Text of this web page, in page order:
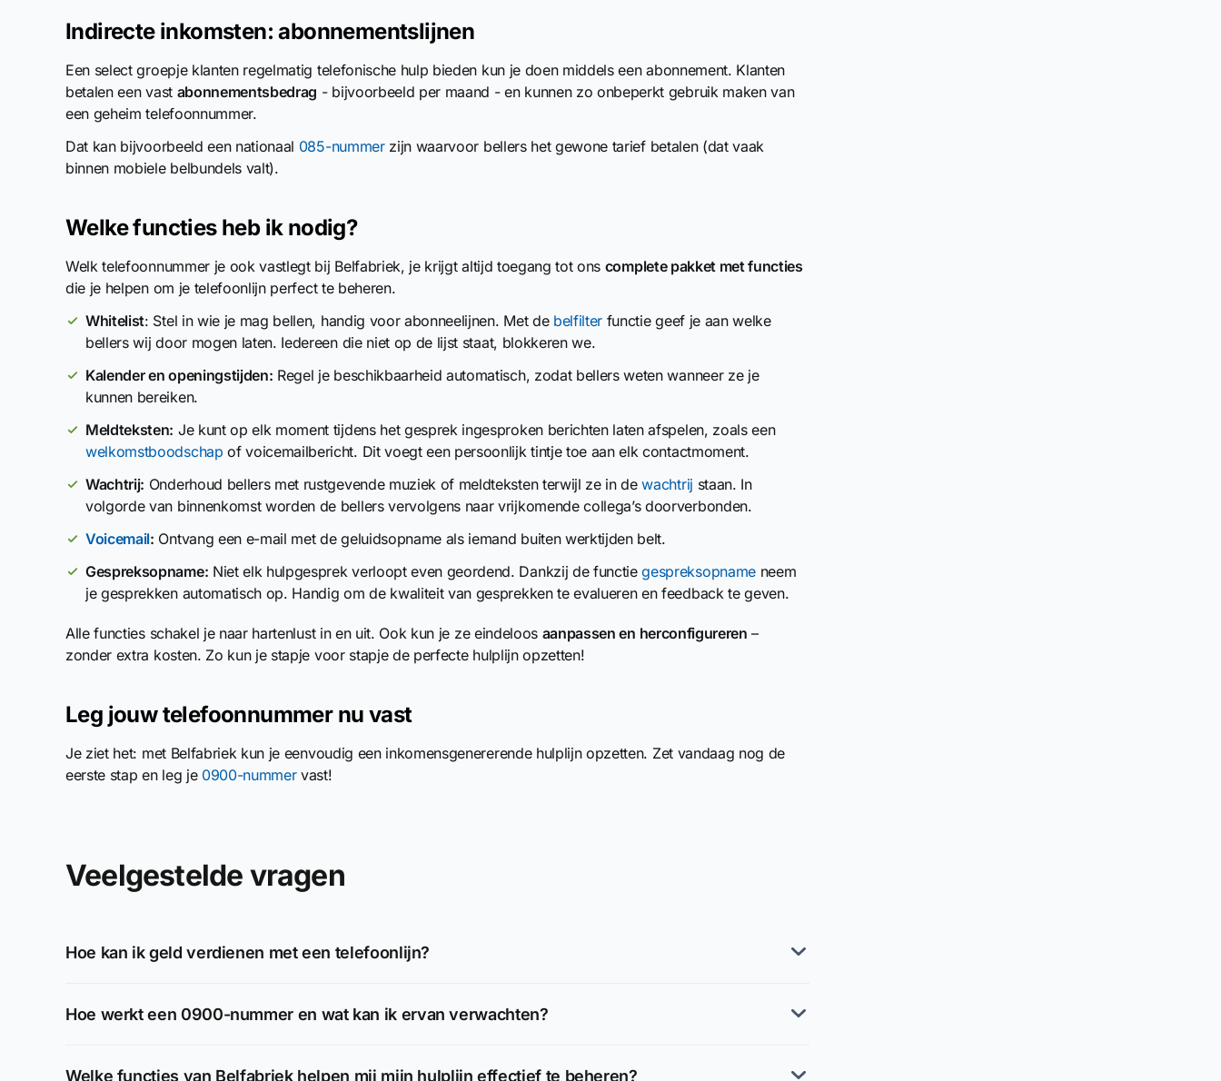
Indirecte inkomsten: abonnementslijnen
Een select groepje klanten regelmatig telefonische hulp bieden kun je doen middels een abonnement. Klanten
betalen een vast abonnementsbedrag - bijvoorbeeld per maand - en kunnen zo onbeperkt gebruik maken van
een geheim telefoonnummer.
Dat kan bijvoorbeeld een nationaal 085-nummerzijn waarvoor bellers het gewone tarief betalen (dat vaak
binnen mobiele belbundels valt).
Welke functies heb ik nodig?
Welk telefoonnummer je ook vastlegt bij Belfabriek, je krijgt altijd toegang tot ons complete pakket met functies
die je helpen om je telefoonlijn perfect te beheren.
Whitelist: Stel in wie je mag bellen, handig voor abonneelijnen. Met de belfilter functie geef je aan welke
bellers wij door mogen laten. Iedereen die niet op de lijst staat, blokkeren we.
Kalender en openingstijden: Regel je beschikbaarheid automatisch, zodat bellers weten wanneer ze je
kunnen bereiken.
Meldteksten: Je kunt op elk moment tijdens het gesprek ingesproken berichten laten afspelen, zoals een
welkomstboodschap of voicemailbericht. Dit voegt een persoonlijk tintje toe aan elk contactmoment.
Wachtrij: Onderhoud bellers met rustgevende muziek of meldteksten terwijl ze in dewachtrij staan. In
volgorde van binnenkomst worden de bellers vervolgens naar vrijkomende collega’s doorverbonden.
Voicemail: Ontvang een e-mail met de geluidsopname als iemand buiten werktijden belt.
Gespreksopname: Niet elk hulpgesprek verloopt even geordend. Dankzij de functiegespreksopnameneem
je gesprekken automatisch op. Handig om de kwaliteit van gesprekken te evalueren en feedback te geven.
Alle functies schakel je naar hartenlust in en uit. Ook kun je ze eindeloos aanpassen en herconfigureren –
zonder extra kosten. Zo kun je stapje voor stapje de perfecte hulplijn opzetten!
Leg jouw telefoonnummer nu vast
Je ziet het: met Belfabriek kun je eenvoudig een inkomensgenererende hulplijn opzetten. Zet vandaag nog de
eerste stap en leg je 0900-nummervast!
Veelgestelde vragen
Hoe kan ik geld verdienen met een telefoonlijn?
Hoe werkt een 0900-nummer en wat kan ik ervan verwachten?
Welke functies van Belfabriek helpen mij mijn hulplijn effectief te beheren?